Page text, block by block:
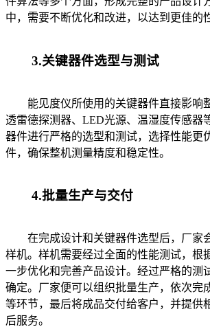
中，需要不断优化和改进，以达到更佳的
3.关键器件选型与测试
能见度仪所使用的关键器件直接影响
透雷德探测器、LED光源、温湿度传感器
器件进行严格的选型和测试，选择性能更
件，确保整机测量精度和稳定性。
4.批量生产与交付
在完成设计和关键器件选型后，厂家
样机。样机需要经过全面的性能测试，根
一步优化和完善产品设计。经过严格的测
确定。厂家便可以组织批量生产，依次完
等环节，最后将成品交付给客户，并提供
后服务。